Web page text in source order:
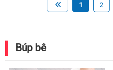
1 2
Búp bê